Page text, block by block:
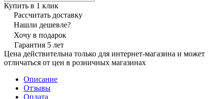
Купить в 1 клик
Рассчитать доставку
Нашли дешевле?
Хочу в подарок
Гарантия 5 лет
Цена действительна только для интернет-магазина и может
отличаться от цен в розничных магазинах
Описание
Отзывы
Оплата